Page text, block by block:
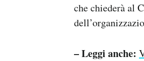
che chiederà al
– Leggi anche: